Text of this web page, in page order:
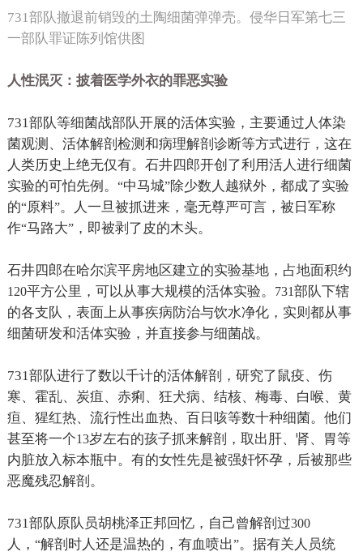
731 部队撤退前销毁的土陶细菌弹弹壳。侵华日军第七三
一部队罪证陈列馆供图
人性泯灭：披着医学外衣的罪恶实验
731部队等细菌战部队开展的活体实验，主要通过人体染
菌观测、活体解剖检测和病理解剖诊断等方式进行，这在
人类历史上绝无仅有。石井四郎开创了利用活人进行细菌
实验的可怕先例。 “中马城”除少数人越狱外，都成了实验
的“原料”。人一旦被抓进来，毫无尊严可言，被日军称
作“马路大”，即被剥了皮的木头。
石井四郎在哈尔滨平房地区建立的实验基地，占地面积约
120平方公里，可以从事大规模的活体实验。 731部队下辖
的各支队，表面上从事疾病防治与饮水净化，实则都从事
细菌研发和活体实验，并直接参与细菌战。
731部队进行了数以千计的活体解剖，研究了鼠疫、伤
寒、霍乱、炭疽、赤痢、狂犬病、结核、梅毒、白喉、黄
疸、猩红热、流行性出血热、百日咳等数十种细菌。他们
甚至将一个13岁左右的孩子抓来解剖，取出肝、肾、胃等
内脏放入标本瓶中。有的女性先是被强奸怀孕，后被那些
恶魔残忍解剖。
731部队原队员胡桃泽正邦回忆，自己曾解剖过300
人， “解剖时人还是温热的，有血喷出”。据有关人员统